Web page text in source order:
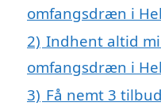
omfangsdræn i
2) Indhent altid
omfangsdræn i
3) Få nemt 3